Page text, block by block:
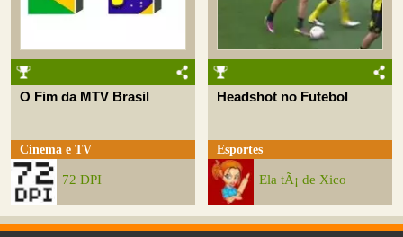
O Fim da MTV Brasil
Cinema e TV
72 DPI
Headshot no Futebol
Esportes
Ela tÃ¡ de Xico